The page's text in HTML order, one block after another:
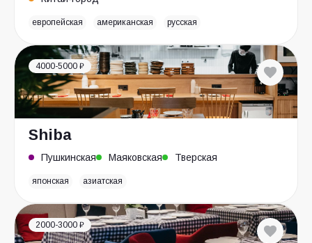
европейская американская русская
4000-5000 ₽
Shiba
Пушкинская Маяковская Тверская
японская азиатская
2000-3000 ₽